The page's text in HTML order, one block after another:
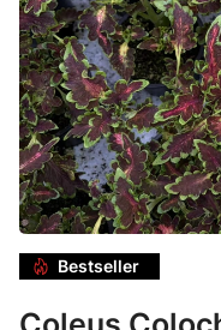
Bestseller